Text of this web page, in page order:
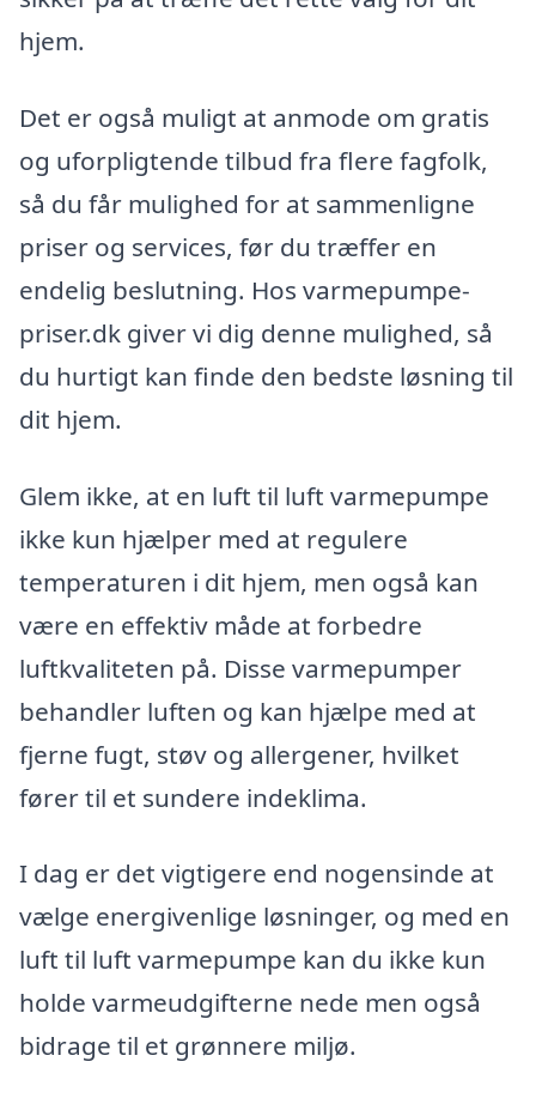
hjem.
Det er også muligt at anmode om gratis
og uforpligtende tilbud fra flere fagfolk,
så du får mulighed for at sammenligne
priser og services, før du træffer en
endelig beslutning. Hos varmepumpe-
priser.dk giver vi dig denne mulighed, så
du hurtigt kan finde den bedste løsning til
dit hjem.
Glem ikke, at en luft til luft varmepumpe
ikke kun hjælper med at regulere
temperaturen i dit hjem, men også kan
være en effektiv måde at forbedre
luftkvaliteten på. Disse varmepumper
behandler luften og kan hjælpe med at
fjerne fugt, støv og allergener, hvilket
fører til et sundere indeklima.
I dag er det vigtigere end nogensinde at
vælge energivenlige løsninger, og med en
luft til luft varmepumpe kan du ikke kun
holde varmeudgifterne nede men også
bidrage til et grønnere miljø.